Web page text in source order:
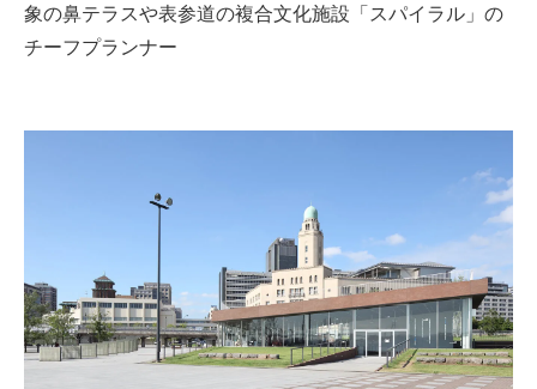
象の鼻テラスや表参道の複合文化施設「スパイラル」の
チーフプランナー